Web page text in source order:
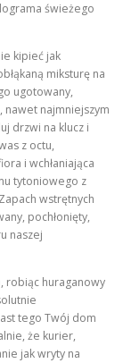
świeżego
kipieć jak
miksturę na
ugotowany,
nawet najmniejszym
drzwi na klucz i
z octu,
i wchłaniająca
tytoniowego z
wstrętnych
pochłonięty,
naszej
robiąc huraganowy
tego Twój dom
że kurier,
jak wryty na